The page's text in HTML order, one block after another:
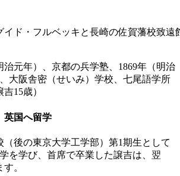
イド・フルベッキと長崎の佐賀藩校致遠
治元年）、京都の兵学塾、1869年（明治
大阪舎密（せいみ）学校、七尾語学所
15歳）
英国へ留学
（後の東京大学工学部）第1期生として
を学び、首席で卒業した譲吉は、翌
。